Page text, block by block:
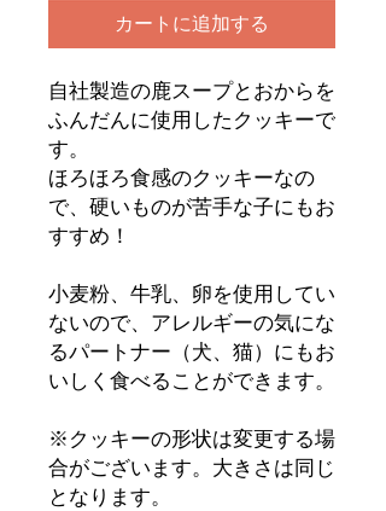
カートに追加する
自社製造の鹿スープとおからを
ふんだんに使用したクッキーで
す。
ほろほろ食感のクッキーなの
で、硬いものが苦手な子にもお
すすめ！
小麦粉、牛乳、卵を使用してい
ないので、アレルギーの気にな
るパートナー（犬、猫）にもお
いしく食べることができます。
※クッキーの形状は変更する場
合がございます。大きさは同じ
となります。